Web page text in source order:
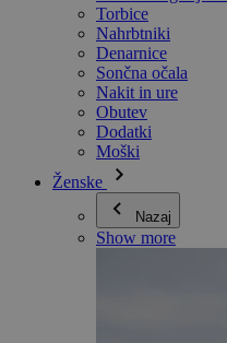
Torbice
Nahrbtniki
Denarnice
Sončna očala
Nakit in ure
Obutev
Dodatki
Moški
Ženske
Nazaj
Show more